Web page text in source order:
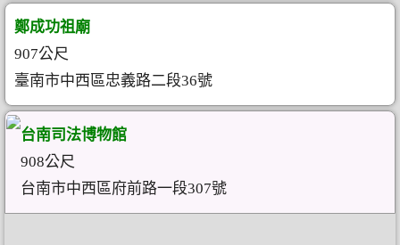
鄭成功祖廟
907公尺
臺南市中西區忠義路二段36號
台南司法博物館
908公尺
台南市中西區府前路一段307號